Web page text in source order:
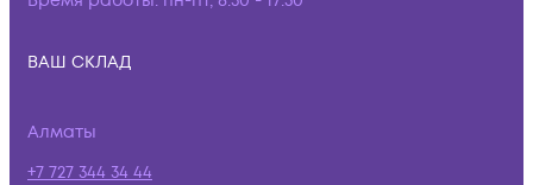
ВАШ СКЛАД
Алматы
+7 727 344 34 44